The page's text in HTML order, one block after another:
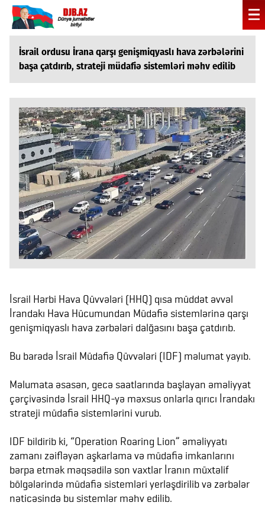
İsrail ordusu İrana qarşı genişmiqyaslı hava zərbələrini
başa çatdırıb, strateji müdafiə sistemləri məhv edilib
İsrail Hərbi Hava Qüvvələri (HHQ) qısa müddət əvvəl
İrandakı Hava Hücumundan Müdafiə sistemlərinə qarşı
genişmiqyaslı hava zərbələri dalğasını başa çatdırıb.
Bu barədə İsrail Müdafiə Qüvvələri (IDF) məlumat yayıb.
Məlumata əsasən, gecə saatlarında başlayan əməliyyat
çərçivəsində İsrail HHQ-yə məxsus onlarla qırıcı İrandakı
strateji müdafiə sistemlərini vurub.
IDF bildirib ki, “Operation Roaring Lion” əməliyyatı
zamanı zəifləyən aşkarlama və müdafiə imkanlarını
bərpa etmək məqsədilə son vaxtlar İranın müxtəlif
bölgələrində müdafiə sistemləri yerləşdirilib və zərbələr
nəticəsində bu sistemlər məhv edilib.